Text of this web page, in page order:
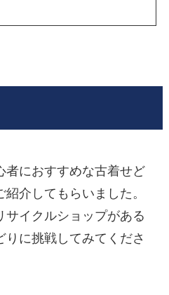
者におすすめな古着せど
介してもらいました。
サイクルショップがある
に挑戦してみてくださ